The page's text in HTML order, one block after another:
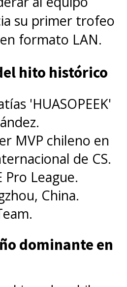
su primer trofeo
formato LAN.
hito histórico
'HUASOPEEK'
MVP chileno en
de CS.
Pro League.
China.
dominante en